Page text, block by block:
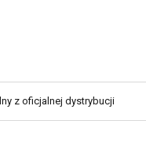
z oficjalnej dystrybucji